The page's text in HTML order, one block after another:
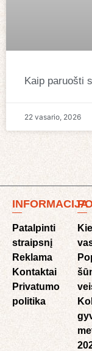
Kaip paruošti
22 vasario, 2026
INFORMACIJA
Patalpinti
straipsnį
Reklama
Kontaktai
Privatumo
politika